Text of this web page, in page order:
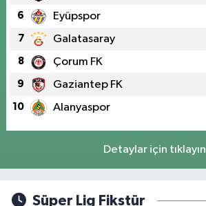
6 Eyüpspor
7 Galatasaray
8 Çorum FK
9 Gaziantep FK
10 Alanyaspor
Detaylar için tıklayın
Süper Lig Fikstür